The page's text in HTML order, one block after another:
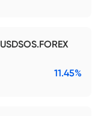
USDSOS.FOREX
11.45%